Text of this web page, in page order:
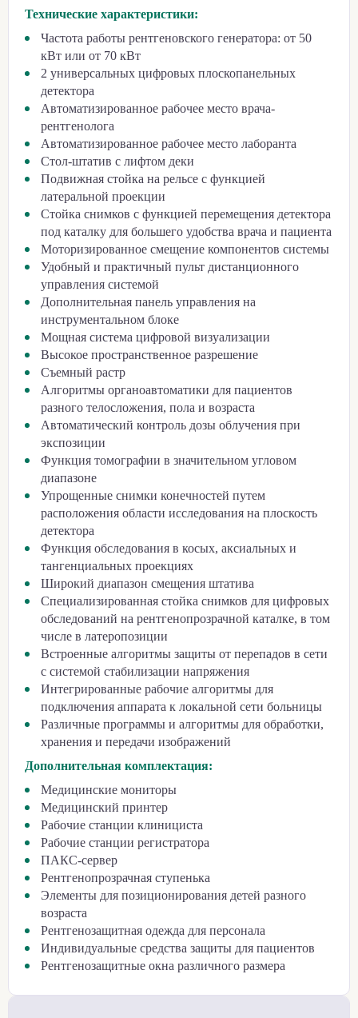
Технические характеристики:
Частота работы рентгеновского генератора: от 50
кВт или от 70 кВт
2 универсальных цифровых плоскопанельных
детектора
Автоматизированное рабочее место врача-
рентгенолога
Автоматизированное рабочее место лаборанта
Стол-штатив с лифтом деки
Подвижная стойка на рельсе с функцией
латеральной проекции
Стойка снимков с функцией перемещения детектора
под каталку для большего удобства врача и пациента
Моторизированное смещение компонентов системы
Удобный и практичный пульт дистанционного
управления системой
Дополнительная панель управления на
инструментальном блоке
Мощная система цифровой визуализации
Высокое пространственное разрешение
Съемный растр
Алгоритмы органоавтоматики для пациентов
разного телосложения, пола и возраста
Автоматический контроль дозы облучения при
экспозиции
Функция томографии в значительном угловом
диапазоне
Упрощенные снимки конечностей путем
расположения области исследования на плоскость
детектора
Функция обследования в косых, аксиальных и
тангенциальных проекциях
Широкий диапазон смещения штатива
Специализированная стойка снимков для цифровых
обследований на рентгенопрозрачной каталке, в том
числе в латеропозиции
Встроенные алгоритмы защиты от перепадов в сети
с системой стабилизации напряжения
Интегрированные рабочие алгоритмы для
подключения аппарата к локальной сети больницы
Различные программы и алгоритмы для обработки,
хранения и передачи изображений
Дополнительная комплектация:
Медицинские мониторы
Медицинский принтер
Рабочие станции клинициста
Рабочие станции регистратора
ПАКС-сервер
Рентгенопрозрачная ступенька
Элементы для позиционирования детей разного
возраста
Рентгенозащитная одежда для персонала
Индивидуальные средства защиты для пациентов
Рентгенозащитные окна различного размера